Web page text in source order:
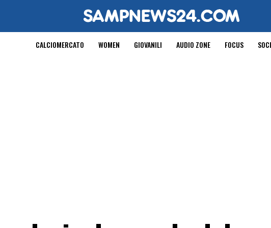
CALCIOMERCATO WOMEN GIOVANILI AUDIO ZONE FOCUS